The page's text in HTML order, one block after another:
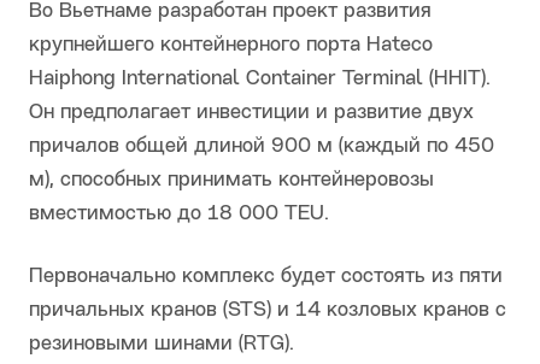
Во Вьетнаме разработан проект развития
крупнейшего контейнерного порта Hateco
Haiphong International Container Terminal (HHIT).
Он предполагает инвестиции и развитие двух
причалов общей длиной 900 м (каждый по 450
м), способных принимать контейнеровозы
вместимостью до 18 000 TEU.
Первоначально комплекс будет состоять из пяти
причальных кранов (STS) и 14 козловых кранов с
резиновыми шинами (RTG).